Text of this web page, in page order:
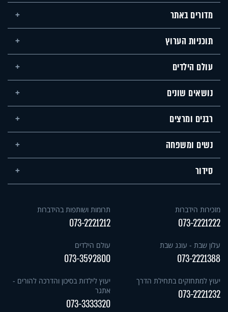
מדורים באתר
תוכניות הערוץ
עולם הילדים
נושאים שונים
רבנים ומרצים
נשים ומשפחה
סידור
מזכירות הידברות
073-2221222
תרומות ושותפות בהידברות
073-2221212
עלון שבת - עונג שבת
073-2221388
עולם הילדים
073-3592800
יעוץ למתחזקים בתחילת הדרך
073-2221232
יעוץ לילדות בסיכון והדרכה להורים -
אתגר
073-3333320